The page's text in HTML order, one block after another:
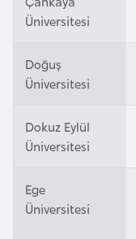
Üniversitesi
Doğuş
Üniversitesi
Dokuz Eylül
Üniversitesi
Ege
Üniversitesi
l
g
r
t
n